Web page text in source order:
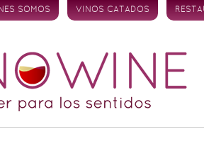
SOMOS VINOS CATADOS